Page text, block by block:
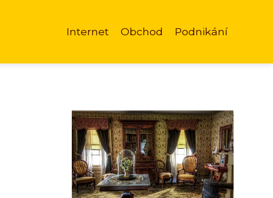
Internet Obchod Podnikání